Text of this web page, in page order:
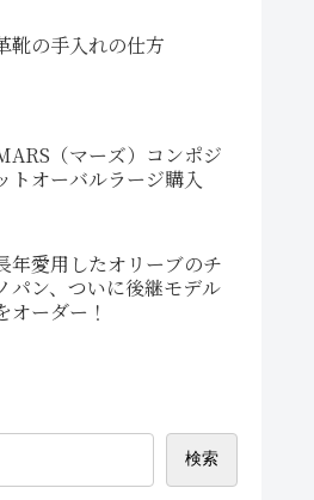
靴の手入れの仕方
（マーズ）コンポジ
トオーバルラージ購入
年愛用したオリーブのチ
パン、ついに後継モデル
オーダー！
検索